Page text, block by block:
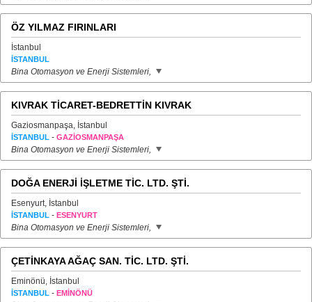
ÖZ YILMAZ FIRINLARI
İstanbul
İSTANBUL
Bina Otomasyon ve Enerji Sistemleri,
KIVRAK TİCARET-BEDRETTİN KIVRAK
Gaziosmanpaşa, İstanbul
İSTANBUL - GAZİOSMANPAŞA
Bina Otomasyon ve Enerji Sistemleri,
DOĞA ENERJİ İŞLETME TİC. LTD. ŞTİ.
Esenyurt, İstanbul
İSTANBUL - ESENYURT
Bina Otomasyon ve Enerji Sistemleri,
ÇETİNKAYA AĞAÇ SAN. TİC. LTD. ŞTİ.
Eminönü, İstanbul
İSTANBUL - EMİNÖNÜ